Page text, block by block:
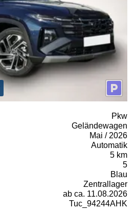
Pkw
Geländewagen
Mai / 2026
Automatik
5 km
5
Blau
Zentrallager
ab ca. 11.08.2026
Tuc_94244AHK